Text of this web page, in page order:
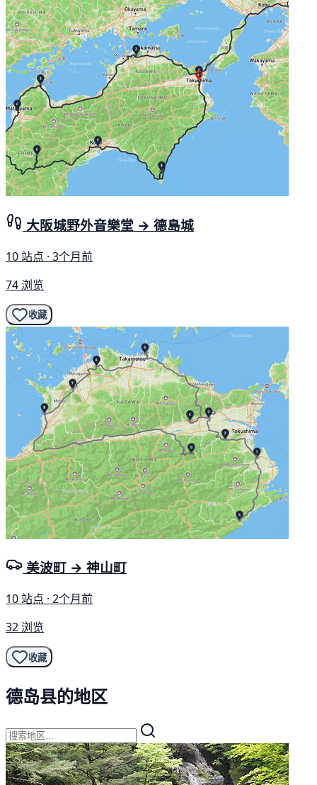
大阪城野外音樂堂 → 德島城
10 站点 · 3个月前
74 浏览
收藏
美波町 → 神山町
10 站点 · 2个月前
32 浏览
收藏
德岛县的地区